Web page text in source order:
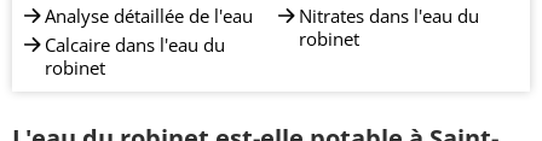
Analyse détaillée de l'eau
Calcaire dans l'eau du
robinet
Nitrates dans l'eau du
robinet